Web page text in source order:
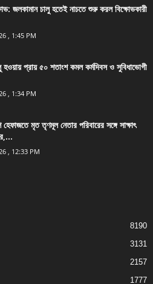
জলকামান চালু হতেই নাচতে শুরু করল বিক্ষোভকারী
, 1:45 PM
হওয়ায় প্রায় ৫০ শতাংশ কমল কর্মদিবস ও সুবিধাভোগী
, 1:34 PM
হেফাজতে মৃত তৃণমূল নেতার পরিবারের সঙ্গে সাক্ষাৎ
, 12:33 PM
8190
3131
2157
1777